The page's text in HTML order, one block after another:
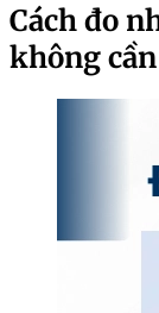
Cách đo
không